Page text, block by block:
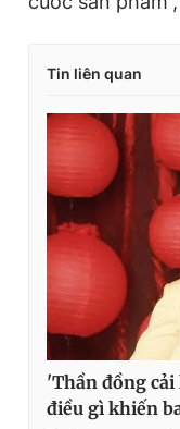
Tin liên quan
'Thần đồng
điều gì khiến